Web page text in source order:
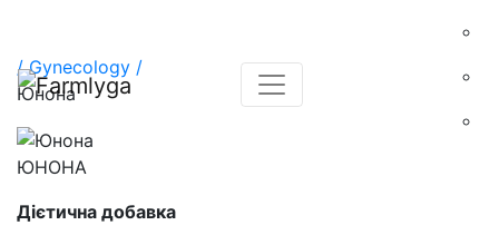
/ Gynecology /
Юнона
ЮНОНА
Дієтична добавка